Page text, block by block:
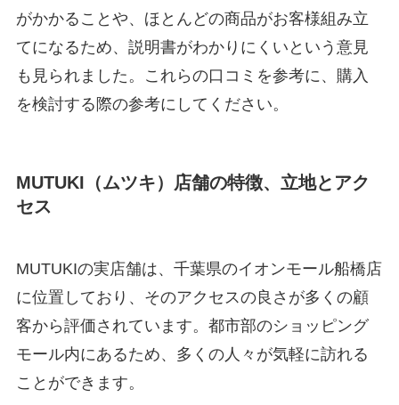
がかかることや、ほとんどの商品がお客様組み立
てになるため、説明書がわかりにくいという意見
も見られました。これらの口コミを参考に、購入
を検討する際の参考にしてください。
MUTUKI（ムツキ）店舗の特徴、立地とアク
セス
MUTUKIの実店舗は、千葉県のイオンモール船橋店
に位置しており、そのアクセスの良さが多くの顧
客から評価されています。都市部のショッピング
モール内にあるため、多くの人々が気軽に訪れる
ことができます。